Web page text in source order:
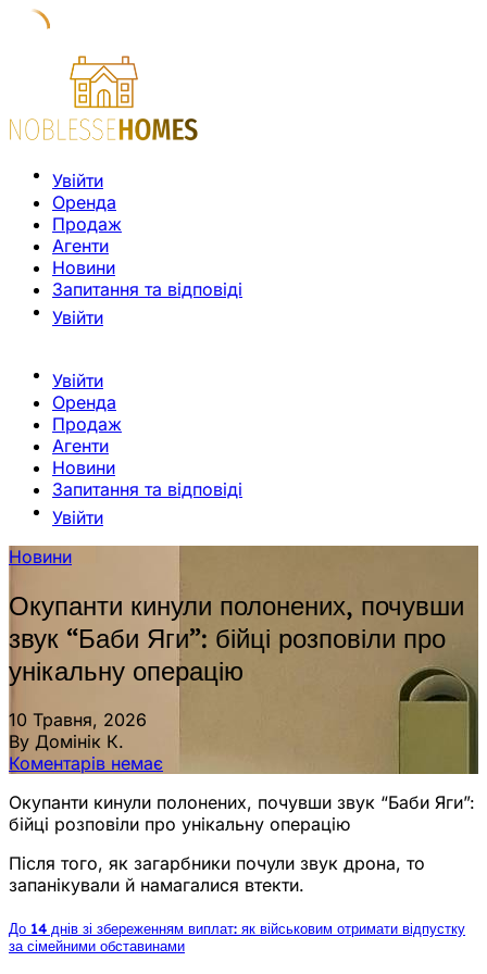
Увійти
Оренда
Продаж
Агенти
Новини
Запитання та відповіді
Увійти
Увійти
Оренда
Продаж
Агенти
Новини
Запитання та відповіді
Увійти
Новини
Окупанти кинули полонених, почувши
звук “Баби Яги”: бійці розповіли про
унікальну операцію
10 Травня, 2026
By Домінік К.
Коментарів немає
Окупанти кинули полонених, почувши звук “Баби Яги”:
бійці розповіли про унікальну операцію
Після того, як загарбники почули звук дрона, то
запанікували й намагалися втекти.
До 14 днів зі збереженням виплат: як військовим отримати відпустку
за сімейними обставинами